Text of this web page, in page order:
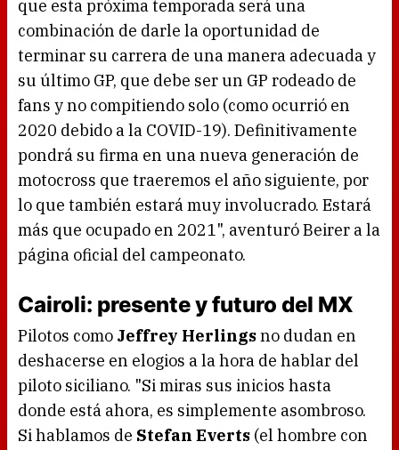
que esta próxima temporada será una
combinación de darle la oportunidad de
terminar su carrera de una manera adecuada y
su último GP, que debe ser un GP rodeado de
fans y no compitiendo solo (como ocurrió en
2020 debido a la COVID-19). Definitivamente
pondrá su firma en una nueva generación de
motocross que traeremos el año siguiente, por
lo que también estará muy involucrado. Estará
más que ocupado en 2021", aventuró Beirer a la
página oficial del campeonato.
Cairoli: presente y futuro del MX
Pilotos como Jeffrey Herlingsno dudan en
deshacerse en elogios a la hora de hablar del
piloto siciliano. "Si miras sus inicios hasta
donde está ahora, es simplemente asombroso.
Si hablamos de Stefan Everts (el hombre con